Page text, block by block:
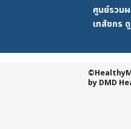
ศูนย์รวม
เภสัชกร
by DMD